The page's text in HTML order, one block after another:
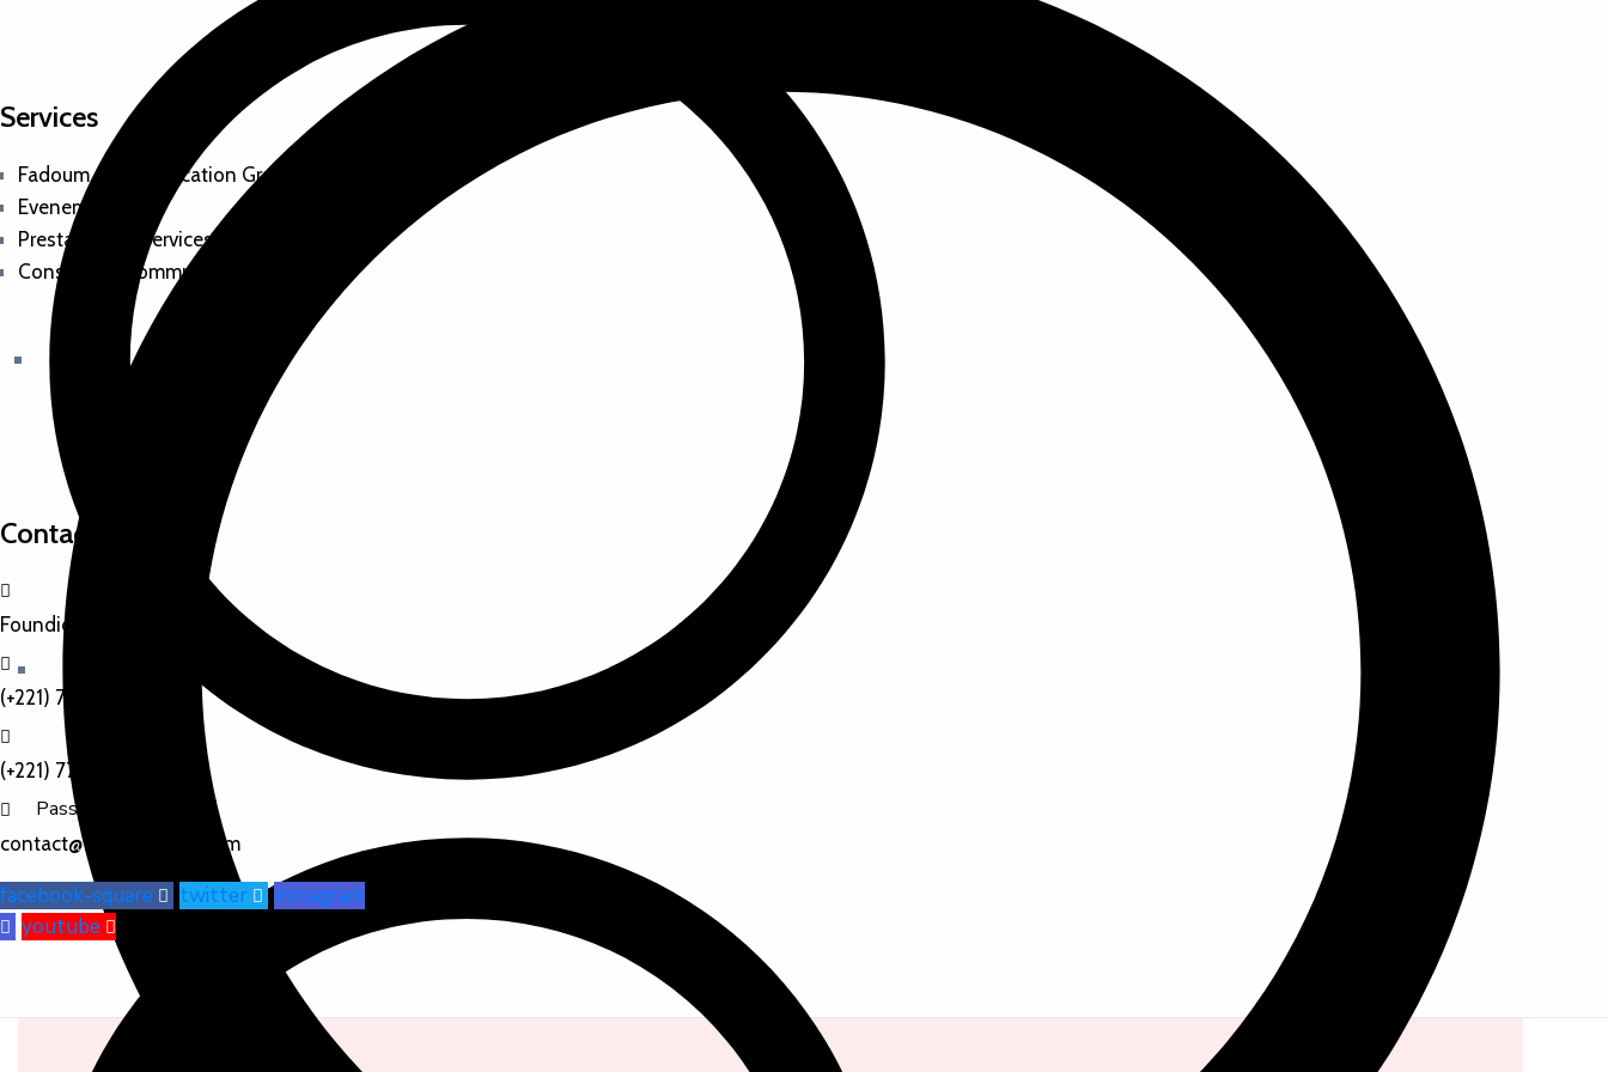
Passy
Services
Fadoum Communication Group
Evenementiel
Prestation de services
Conseils en communication
Contactez-nous
Foundiougne, Thiamène
(+221) 77 777 77 77
(+221) 77 888 88 88
contact@foundiougne.com
facebook-square twitter
instagram
youtube